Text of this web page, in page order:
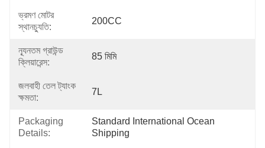
ভ্রমণ মোটর
স্থানচ্যুতি:
200CC
ন্যূনতম গ্রাউন্ড
ক্লিয়ারেন্স:
85 মিমি
জলবাহী তেল ট্যাংক
ক্ষমতা:
7L
Packaging
Details:
Standard International Ocean
Shipping